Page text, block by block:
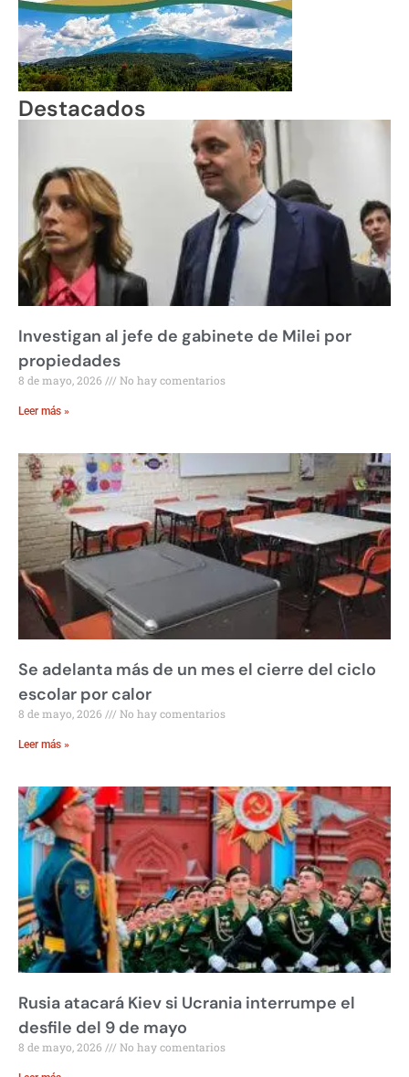
Destacados
Investigan al jefe de gabinete de Milei por
propiedades
8 de mayo, 2026 No hay comentarios
Leer más »
Se adelanta más de un mes el cierre del ciclo
escolar por calor
8 de mayo, 2026 No hay comentarios
Leer más »
Rusia atacará Kiev si Ucrania interrumpe el
desfile del 9 de mayo
8 de mayo, 2026 No hay comentarios